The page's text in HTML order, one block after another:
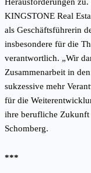
Herausforderungen zu.
KINGSTONE Real
als Geschäftsführerin
insbesondere für die
verantwortlich. „Wir
Zusammenarbeit in
sukzessive mehr
für die
ihre berufliche Zukunft
Schomberg.
***